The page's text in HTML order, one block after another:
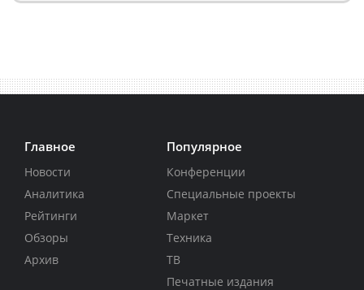
Главное
Новости
Аналитика
Рейтинги
Обзоры
Архив
Популярное
Конференции
Специальные проекты
Маркет
Техника
ТВ
Печатные издания